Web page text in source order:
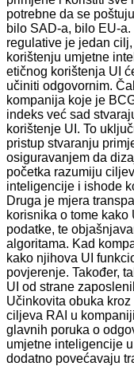
potrebne da se
bilo SAD-a, bilo EU-
regulative je jedan
korištenju umjetne
etičnog korištenja UI
učiniti odgovornim.
kompanija koje je
indeks već sad
korištenje UI. To
pristup stvaranju
osiguravanjem da
početka razumiju
inteligencije i ishode
Druga je mjera
korisnika o tome kako
podatke, te
algoritama. Kad
kako njihova UI
povjerenje. Također,
UI od strane
Učinkovita obuka
ciljeva RAI u
glavnih poruka o
umjetne inteligencije
dodatno povećavaju